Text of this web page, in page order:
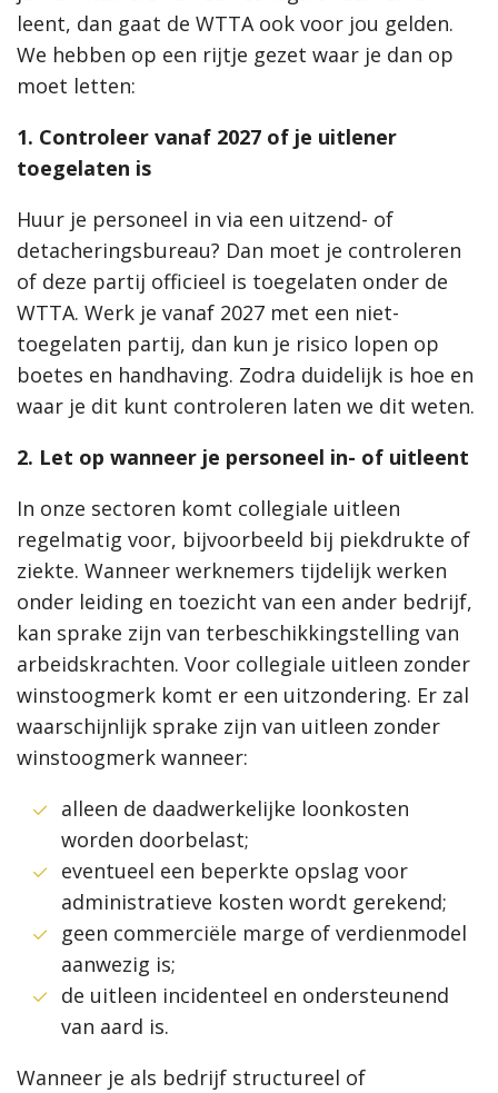
leent, dan gaat de WTTA ook voor jou gelden.
We hebben op een rijtje gezet waar je dan op
moet letten:
1. Controleer vanaf 2027 of je uitlener
toegelaten is
Huur je personeel in via een uitzend- of
detacheringsbureau? Dan moet je controleren
of deze partij officieel is toegelaten onder de
WTTA. Werk je vanaf 2027 met een niet-
toegelaten partij, dan kun je risico lopen op
boetes en handhaving. Zodra duidelijk is hoe en
waar je dit kunt controleren laten we dit weten.
2. Let op wanneer je personeel in- of uitleent
In onze sectoren komt collegiale uitleen
regelmatig voor, bijvoorbeeld bij piekdrukte of
ziekte. Wanneer werknemers tijdelijk werken
onder leiding en toezicht van een ander bedrijf,
kan sprake zijn van terbeschikkingstelling van
arbeidskrachten. Voor collegiale uitleen zonder
winstoogmerk komt er een uitzondering. Er zal
waarschijnlijk sprake zijn van uitleen zonder
winstoogmerk wanneer:
alleen de daadwerkelijke loonkosten
worden doorbelast;
eventueel een beperkte opslag voor
administratieve kosten wordt gerekend;
geen commerciële marge of verdienmodel
aanwezig is;
de uitleen incidenteel en ondersteunend
van aard is.
Wanneer je als bedrijf structureel of